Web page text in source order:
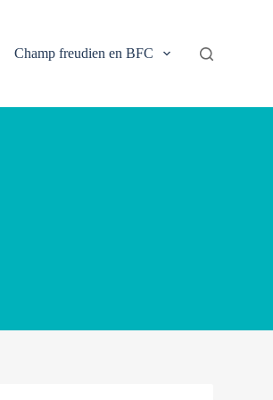
Champ freudien en BFC